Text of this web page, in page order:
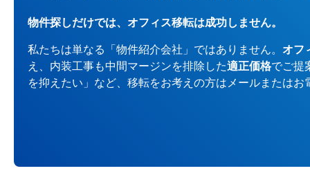
物件探しだけでは、オフィス移転は成功しません。
私たちは単なる「物件紹介会社」ではありません。 オフ
え、内装工事も中間マージンを排除した適正価格でご提
を抑えたい」など、移転をお考えの方はメールまたは